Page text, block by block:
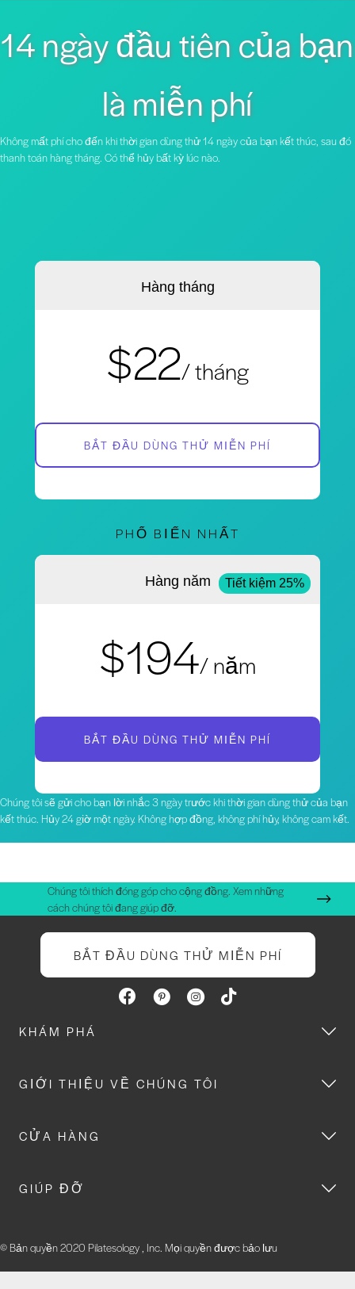
14 ngày đầu tiên của bạn
là miễn phí
Không mất phí cho đến khi thời gian dùng thử 14 ngày của bạn kết thúc, sau đó
thanh toán hàng tháng. Có thể hủy bất kỳ lúc nào.
Hàng tháng
$22/ tháng
BẮT ĐẦU DÙNG THỬ MIỄN PHÍ
PHỔ BIẾN NHẤT
Hàng năm Tiết kiệm 25%
$194/ năm
BẮT ĐẦU DÙNG THỬ MIỄN PHÍ
Chúng tôi sẽ gửi cho bạn lời nhắc 3 ngày trước khi thời gian dùng thử của bạn
kết thúc. Hủy 24 giờ một ngày. Không hợp đồng, không phí hủy, không cam kết.
Chúng tôi thích đóng góp cho cộng đồng. Xem những
cách chúng tôi đang giúp đỡ.
BẮT ĐẦU DÙNG THỬ MIỄN PHÍ
KHÁM PHÁ
GIỚI THIỆU VỀ CHÚNG TÔI
CỬA HÀNG
GIÚP ĐỠ
© Bản quyền 2020 Pilatesology , Inc. Mọi quyền được bảo lưu